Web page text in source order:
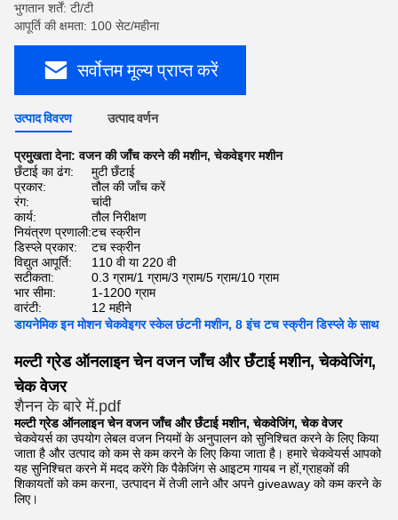
भुगतान शर्तें: टी/टी
आपूर्ति की क्षमता: 100 सेट/महीना
सर्वोत्तम मूल्य प्राप्त करें
उत्पाद विवरण उत्पाद वर्णन
प्रमुखता देना:वजन की जाँच करने की मशीन,चेकवेइगर मशीन
छँटाई का ढंग:
मुटी छँटाई
प्रकार:
तौल की जाँच करें
रंग:
चांदी
कार्य:
तौल निरीक्षण
नियंत्रण प्रणाली:टच स्क्रीन
डिस्प्ले प्रकार:
टच स्क्रीन
विद्युत आपूर्ति:
110 वी या 220 वी
सटीकता:
0.3 ग्राम/1 ग्राम/3 ग्राम/5 ग्राम/10 ग्राम
भार सीमा:
1-1200 ग्राम
वारंटी:
12 महीने
डायनेमिक इन मोशन चेकवेइगर स्केल छंटनी मशीन, 8 इंच टच स्क्रीन डिस्प्ले के साथ
मल्टी ग्रेड ऑनलाइन चेन वजन जाँच और छँटाई मशीन, चेकवेजिंग,
चेक वेजर
शैनन के बारे में.pdf
मल्टी ग्रेड ऑनलाइन चेन वजन जाँच और छँटाई मशीन, चेकवेजिंग, चेक वेजर
चेकवेयर्स का उपयोग लेबल वजन नियमों के अनुपालन को सुनिश्चित करने के लिए किया
जाता है और उत्पाद को कम से कम करने के लिए किया जाता है। हमारे चेकवेयर्स आपको
यह सुनिश्चित करने में मदद करेंगे कि पैकेजिंग से आइटम गायब न हों,ग्राहकों की
शिकायतों को कम करना, उत्पादन में तेजी लाने और अपने giveaway को कम करने के
लिए।